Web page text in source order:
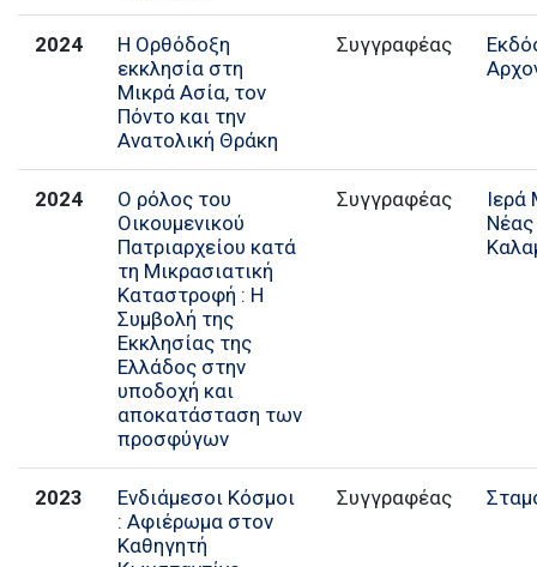
2024
Η Ορθόδοξη
εκκλησία στη
Μικρά Ασία, τον
Πόντο και την
Ανατολική Θράκη
Συγγραφέας
2024
Ο ρόλος του
Οικουμενικού
Πατριαρχείου κατά
τη Μικρασιατική
Καταστροφή : Η
Συμβολή της
Εκκλησίας της
Ελλάδος στην
υποδοχή και
αποκατάσταση των
προσφύγων
Συγγραφέας
Νέας
2023
Ενδιάμεσοι Κόσμοι
: Αφιέρωμα στον
Καθηγητή
Συγγραφέας